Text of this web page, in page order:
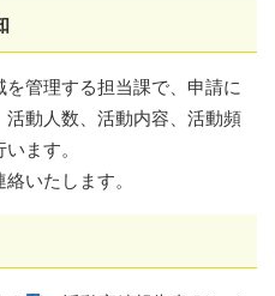
管理する担当課で、申請に
動人数、活動内容、活動頻
ます。
いたします。